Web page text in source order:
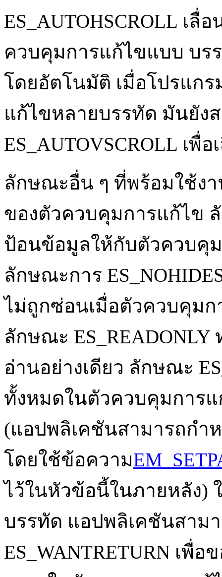
ES_AUTOHSCROLL เ
ควบคุมการแก้ไขแบบ บร
โดยอัตโนมัติ เมื่อโปรแก
แก้ไขหลายบรรทัด มันยัง
ES_AUTOVSCROLL เ
ลักษณะอื่น ๆ ที่พร้อมใช้ง
ของตัวควบคุมการแก้ไข
ป้อนข้อมูลให้กับตัวควบคุ
ลักษณะการ
ไม่ถูกซ่อนเมื่อตัวควบคุม
ลักษณะ
อ่านอย่างเดียว ลักษณะ
ทั้งหมดในตัวควบคุมการแ
(แอปพลิเคชันสามารถกำ
โดยใช้ข้อความ
ไว้ในหัวข้อนี้ในภายหลัง)
บรรทัด แอปพลิเคชันสาม
ES_WANTRETURN เพื่